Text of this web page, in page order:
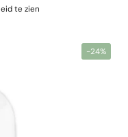
te zien
-24%